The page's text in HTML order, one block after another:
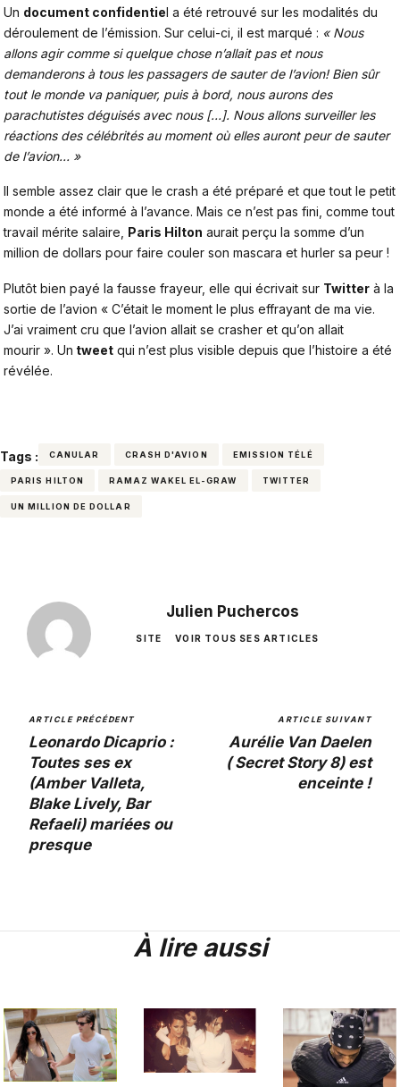
Un document confidentiel a été retrouvé sur les modalités du
déroulement de l’émission. Sur celui-ci, il est marqué : « Nous
allons agir comme si quelque chose n’allait pas et nous
demanderons à tous les passagers de sauter de l’avion! Bien sûr
tout le monde va paniquer, puis à bord, nous aurons des
parachutistes déguisés avec nous […]. Nous allons surveiller les
réactions des célébrités au moment où elles auront peur de sauter
de l’avion… »
Il semble assez clair que le crash a été préparé et que tout le petit
monde a été informé à l’avance. Mais ce n’est pas fini, comme tout
travail mérite salaire, Paris Hilton aurait perçu la somme d’un
million de dollars pour faire couler son mascara et hurler sa peur !
Plutôt bien payé la fausse frayeur, elle qui écrivait sur Twitter à la
sortie de l’avion « C’était le moment le plus effrayant de ma vie.
J’ai vraiment cru que l’avion allait se crasher et qu’on allait
mourir ». Un tweet qui n’est plus visible depuis que l’histoire a été
révélée.
Tags : CANULAR CRASH D'AVION EMISSION TÉLÉ
PARIS HILTON RAMAZ WAKEL EL-GRAW TWITTER
UN MILLION DE DOLLAR
Julien Puchercos
SITE VOIR TOUS SES ARTICLES
ARTICLE PRÉCÉDENT
Leonardo Dicaprio :
Toutes ses ex
(Amber Valleta,
Blake Lively, Bar
Refaeli) mariées ou
presque
ARTICLE SUIVANT
Aurélie Van Daelen
( Secret Story 8) est
enceinte !
À lire aussi